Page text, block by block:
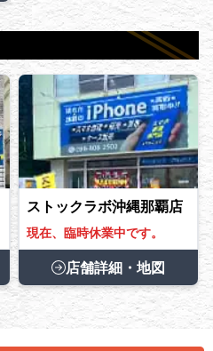
ストックラボ沖縄那覇店
現在、臨時休業中です。
店舗詳細・地図